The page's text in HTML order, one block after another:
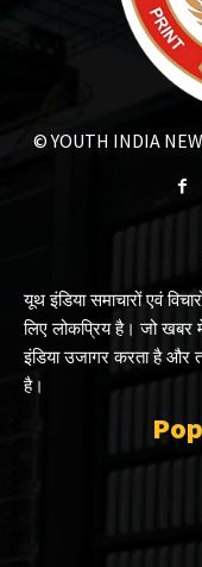
© YOUTH INDIA
यूथ इंडिया समाचारों एवं
लिए लोकप्रिय है। जो खबर
इंडिया उजागर करता है और
है।